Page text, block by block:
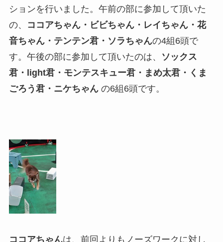
ションを行いました。午前の部に参加して頂いた
の、
ココアちゃん・ビビちゃん・レイちゃん・花
音ちゃん・テンテン君・ソラちゃんの4組6頭で
す。午後の部に参加して頂いたのは、
ソックス
君・light君・モンテスキュー君・まめ太君・くま
ごろう君・ニケちゃんの6組6頭です。
ココアちゃんは、前回よりもノーズワークに対し